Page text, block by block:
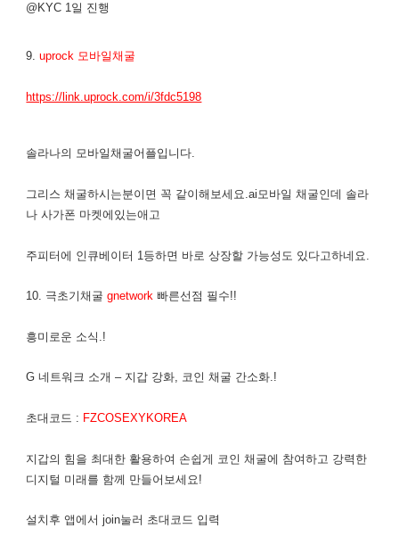
@KYC 1일 진행
9.uprock 모바일채굴
https://link.uprock.com/i/3fdc5198
솔라나의 모바일채굴어플입니다.
그리스 채굴하시는분이면 꼭 같이해보세요.ai모바일 채굴인데 솔라
나 사가폰 마켓에있는애고
주피터에 인큐베이터 1등하면 바로 상장할 가능성도 있다고하네요.
10. 극초기채굴gnetwork 빠른선점 필수!!
흥미로운 소식.!
G 네트워크 소개 – 지갑 강화, 코인 채굴 간소화.!
초대코드 : FZCOSEXYKOREA
지갑의 힘을 최대한 활용하여 손쉽게 코인 채굴에 참여하고 강력한
디지털 미래를 함께 만들어보세요!
설치후 앱에서 join눌러 초대코드 입력